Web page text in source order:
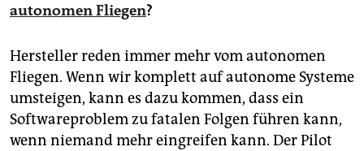
autonomen Fliegen?
Hersteller reden immer mehr vom autonomen
Fliegen. Wenn wir komplett auf autonome Systeme
umsteigen, kann es dazu kommen, dass ein
Softwareproblem zu fatalen Folgen führen kann,
wenn niemand mehr eingreifen kann. Der Pilot